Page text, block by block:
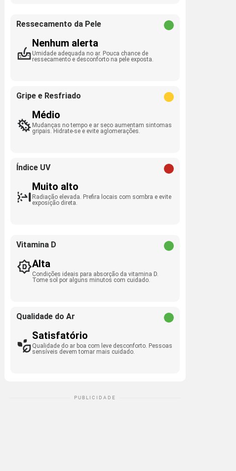
Ressecamento da Pele
Nenhum alerta
Umidade adequada no ar. Pouca chance de
ressecamento e desconforto na pele exposta.
Gripe e Resfriado
Médio
Mudanças no tempo e ar seco aumentam sintomas
gripais. Hidrate-se e evite aglomerações.
Índice UV
Muito alto
Radiação elevada. Prefira locais com sombra e evite
exposição direta.
Vitamina D
Alta
Condições ideais para absorção da vitamina D.
Tome sol por alguns minutos com cuidado.
Qualidade do Ar
Satisfatório
Qualidade do ar boa com leve desconforto. Pessoas
sensíveis devem tomar mais cuidado.